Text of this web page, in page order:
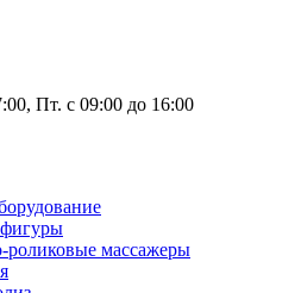
Пт. с 09:00 до 16:00
роликовые массажеры